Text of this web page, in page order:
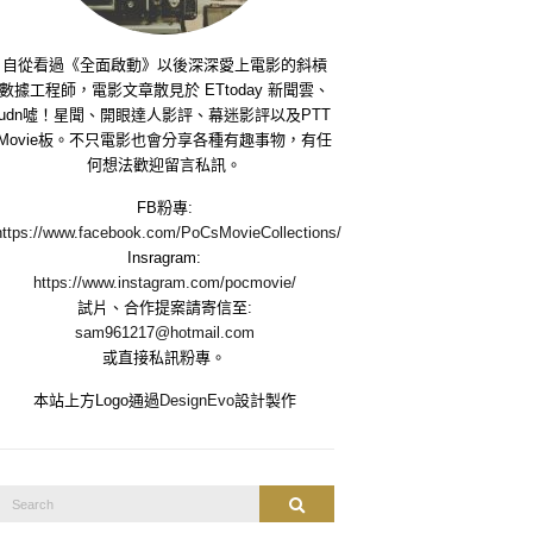
自從看過《全面啟動》以後深深愛上電影的斜槓
數據工程師，電影文章散見於 ETtoday 新聞雲、
噓！星聞、開眼達人影評、幕迷影評以及PTT
板。不只電影也會分享各種有趣事物，有任
何想法歡迎留言私訊。
FB粉專:
www.facebook.com/PoCsMovieCollections/
Insragram:
https://www.instagram.com/pocmovie/
試片、合作提案請寄信至:
sam961217@hotmail.com
或直接私訊粉專。
本站上方Logo通過 DesignEvo設計製作
Search